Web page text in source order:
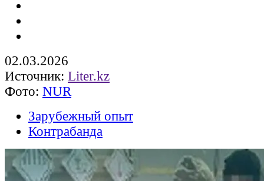
02.03.2026
Источник: Liter.kz
Фото: NUR
Зарубежный опыт
Контрабанда